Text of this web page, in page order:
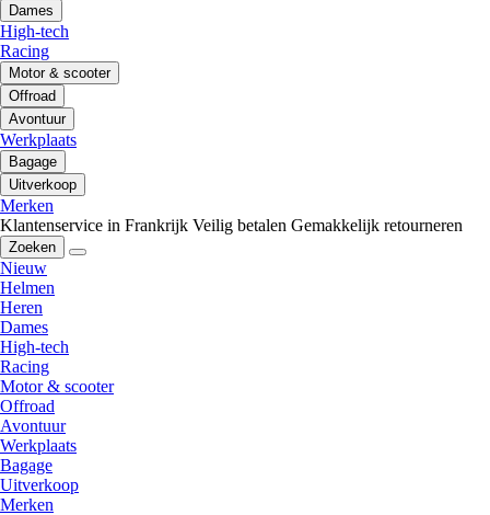
Dames
High-tech
Racing
Motor & scooter
Offroad
Avontuur
Werkplaats
Bagage
Uitverkoop
Merken
Klantenservice in Frankrijk Veilig betalen Gemakkelijk retourneren
Zoeken
Nieuw
Helmen
Heren
Dames
High-tech
Racing
Motor & scooter
Offroad
Avontuur
Werkplaats
Bagage
Uitverkoop
Merken